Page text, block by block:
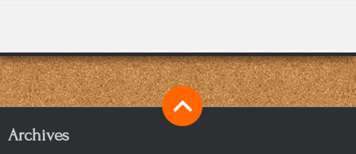
Archives